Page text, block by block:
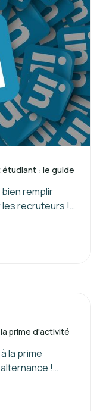
étudiant : le guide
remplir
recruteurs !
prime d'activité
la prime
!